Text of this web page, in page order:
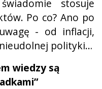
stosuje
Po co? Ano po
- od inflacji,
polityki…
wiedzy są